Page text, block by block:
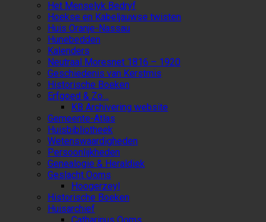
Het Menselyk Bedryf
Hoekse en Kabeljauwse twisten
Huis Oranje-Nassau
Hunebedden
Kalenders
Neutraal Moresnet 1816 – 1920
Geschiedenis van Kerstmis
Historische Boeken
Erfgoed & Zo…
KB Archivering website
Gemeente-Atlas
Huisbibliotheek
Wetenswaardigheden
Persoonlijkheden
Genealogie & Heraldiek
Geslacht Ooms
Hoogerzeyl
Historische Boeken
Huisarchief